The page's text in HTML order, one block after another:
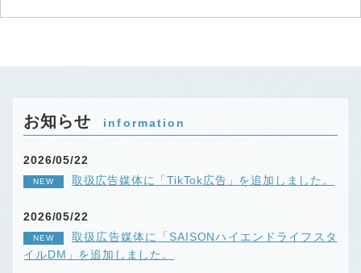
お知らせ information
2026/05/22
NEW 取扱広告媒体に「TikTok広告」を追加しました。
2026/05/22
NEW
取扱広告媒体に「SAISONハイエンドライフスタ
イルDM」を追加しました。